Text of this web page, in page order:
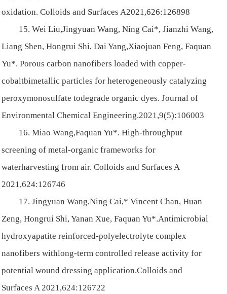
oxidation. Colloids and Surfaces A2021,626:126898
15. Wei Liu,Jingyuan Wang, Ning Cai*, Jianzhi Wang,
Liang Shen, Hongrui Shi, Dai Yang,Xiaojuan Feng, Faquan
Yu*. Porous carbon nanofibers loaded with copper-
cobaltbimetallic particles for heterogeneously catalyzing
peroxymonosulfate todegrade organic dyes. Journal of
Environmental Chemical Engineering.2021,9(5):106003
16. Miao Wang,Faquan Yu*. High-throughput
screening of metal-organic frameworks for
waterharvesting from air. Colloids and Surfaces A
2021,624:126746
17. Jingyuan Wang,Ning Cai,* Vincent Chan, Huan
Zeng, Hongrui Shi, Yanan Xue, Faquan Yu*.Antimicrobial
hydroxyapatite reinforced-polyelectrolyte complex
nanofibers withlong-term controlled release activity for
potential wound dressing application.Colloids and
Surfaces A 2021,624:126722